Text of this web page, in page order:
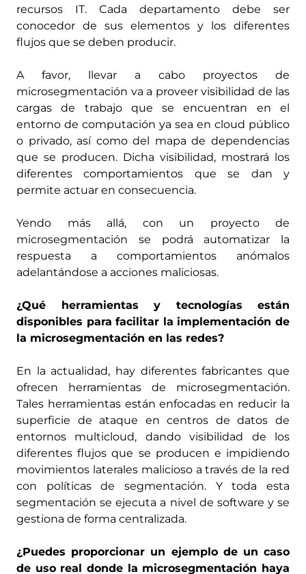
recursos IT. Cada departamento debe ser
conocedor de sus elementos y los diferentes
flujos que se deben producir.
A favor, llevar a cabo proyectos de
microsegmentación va a proveer visibilidad de las
cargas de trabajo que se encuentran en el
entorno de computación ya sea en cloud público
o privado, así como del mapa de dependencias
que se producen. Dicha visibilidad, mostrará los
diferentes comportamientos que se dan y
permite actuar en consecuencia.
Yendo más allá, con un proyecto de
microsegmentación se podrá automatizar la
respuesta a comportamientos anómalos
adelantándose a acciones maliciosas.
¿Qué herramientas y tecnologías están
disponibles para facilitar la implementación de
la microsegmentación en las redes?
En la actualidad, hay diferentes fabricantes que
ofrecen herramientas de microsegmentación.
Tales herramientas están enfocadas en reducir la
superficie de ataque en centros de datos de
entornos multicloud, dando visibilidad de los
diferentes flujos que se producen e impidiendo
movimientos laterales malicioso a través de la red
con políticas de segmentación. Y toda esta
segmentación se ejecuta a nivel de software y se
gestiona de forma centralizada.
¿Puedes proporcionar un ejemplo de un caso
de uso real donde la microsegmentación haya